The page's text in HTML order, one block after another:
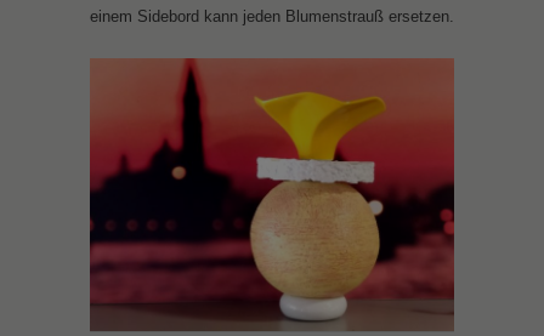
einem Sidebord kann jeden Blumenstrauß ersetzen.